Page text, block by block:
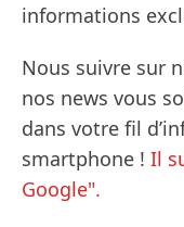
informations
Nous suivre sur
nos news vous
dans votre fil
smartphone ! Il
Google".